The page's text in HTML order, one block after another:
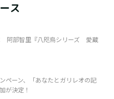
ス
阿部智里『八咫烏シリーズ 愛蔵
ペーン、「あなたとガリレオの記
が決定！